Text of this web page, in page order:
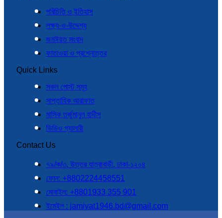
পরিচিতি ও ইতিহাস
লক্ষ্য-ও-উদ্দেশ্য
জমঈয়ত সংবাদ
ফাতাওয়া ও প্রশ্নোত্তর
Quick Links
সকল পোস্ট সমূহ
সাপ্তাহিক আরাফাত
মাসিক তর্জুমানুল হাদীস
ভিডিও গ্যালারী
Contact Us
৭৯/ক/৩, উত্তর যাত্রাবাড়ী, ঢাকা-১২০৪
ফোন: +8802224458551
মোবাইল: +8801933 355 901
ইমেইল : jamiyat1946.bd@gmail.com